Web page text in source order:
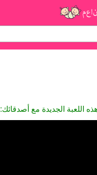
اللعبة الجديدة مع أصدقائك: